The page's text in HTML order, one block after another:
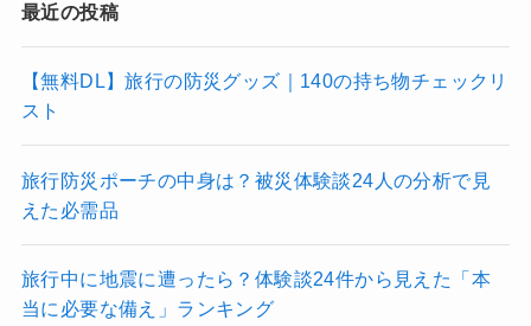
最近の投稿
【無料DL】旅行の防災グッズ｜140の持ち物チェックリ
スト
旅行防災ポーチの中身は？被災体験談24人の分析で見
えた必需品
旅行中に地震に遭ったら？体験談24件から見えた「本
当に必要な備え」ランキング